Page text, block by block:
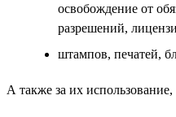
освобождение от
разрешений,
штампов, печатей,
А также за их